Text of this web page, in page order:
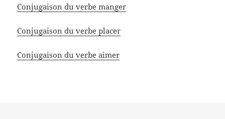
Conjugaison du verbe manger
Conjugaison du verbe placer
Conjugaison du verbe aimer